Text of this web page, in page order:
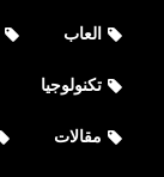
العاب
تكنولوجيا
مقالات